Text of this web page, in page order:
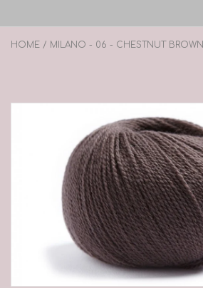
HOME / MILANO - 06 - CHESTNUT BROWN